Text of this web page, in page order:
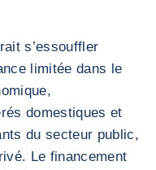
s’essouffler
limitée dans le
domestiques et
du secteur public,
Le financement